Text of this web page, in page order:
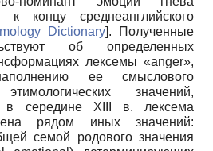
к концу среднеанглийского
Dictionary]. Полученные
об определенных
лексемы «anger»,
ее смыслового
значений,
в середине XIII в. лексема
рядом иных значений:
семой родового значения